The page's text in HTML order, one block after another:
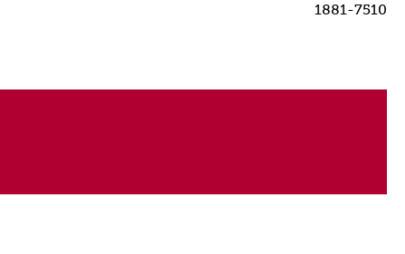
1881-7510